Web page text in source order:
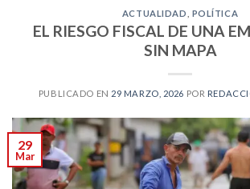
ACTUALIDAD POLÍTICA
EL RIESGO FISCAL DE UNA
SIN MAPA
PUBLICADO EN 29 MARZO, 2026 POR
29
Mar